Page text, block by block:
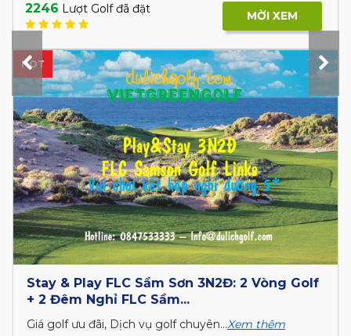
2246 Lượt Golf đã đặt MỜI XEM
HOT
Stay & Play FLC Sầm Sơn 3N2Đ: 2 Vòng Golf
+ 2 Đêm Nghỉ FLC Sầm...
Giá golf ưu đãi, Dịch vụ golf chuyên...Xem thêm